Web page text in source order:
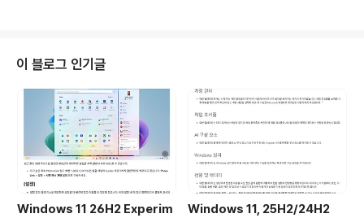
수정 업데이트) --- 자동 업데이트 [선택적 업데이트] 항목
에 나타남 (Windows 10 20H2 및 21H2에 대한 선택적
업데이트가 더 이상 없습니다.) 대역 외(OOB) 업데이트 :
새로 발견된 문제나 취..
이 블로그 인기글
Windows 11 26H2 Experim
Windows 11, 25H2/24H2